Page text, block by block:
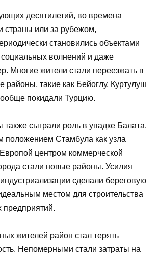
десятилетий, во времена
страны или за рубежом,
становились объектами
социальных волнений и даже
Многие жители стали переезжать в
районы, такие как Бейоглу, Куртулуш
покидали Турцию.
также сыграли роль в упадке Балата.
положением Стамбула как узла
центром коммерческой
стали новые районы. Усилия
сделали береговую
местом для строительства
жителей район стал терять
Непомерными стали затраты на